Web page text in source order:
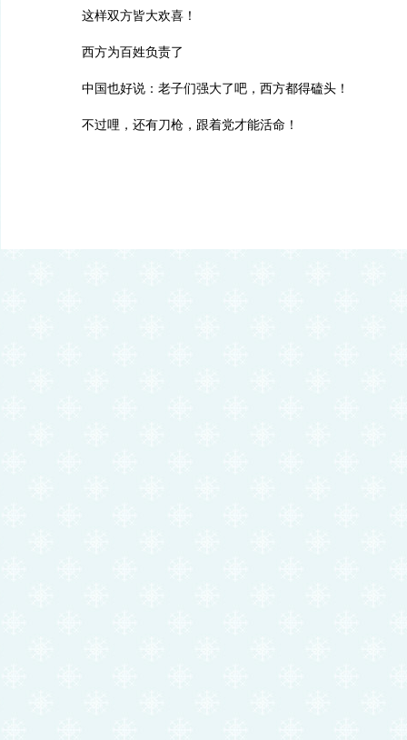
这样双方皆大欢喜！
西方为百姓负责了
中国也好说：老子们强大了吧，西方都得磕头！
不过哩，还有刀枪，跟着党才能活命！